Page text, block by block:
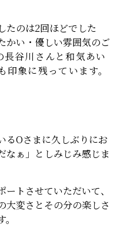
たのは2回ほどでした
かい・優しい雰囲気のご
谷川さんと和気あい
象に残っています。
るOさまに久しぶりにお
なぁ」としみじみ感じま
トさせていただいて、
大変さとその分の楽しさ